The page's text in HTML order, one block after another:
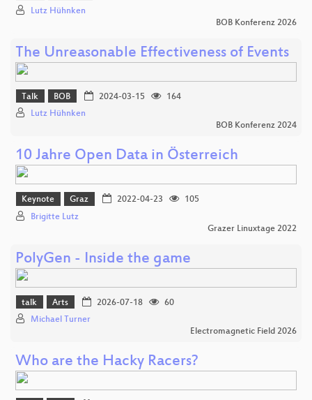
Lutz Hühnken
BOB Konferenz 2026
The Unreasonable Effectiveness of Events
Talk BOB 2024-03-15
164
Lutz Hühnken
BOB Konferenz 2024
10 Jahre Open Data in Österreich
Keynote Graz 2022-04-23
105
Brigitte Lutz
Grazer Linuxtage 2022
PolyGen - Inside the game
talk Arts 2026-07-18
60
Michael Turner
Electromagnetic Field 2026
Who are the Hacky Racers?